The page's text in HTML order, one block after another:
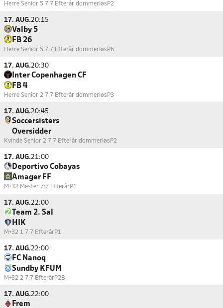
Herre Senior 5 7:7 Efterår dommerløs P2
17. AUG.20:15
Valby 5
FB 26
Herre Senior 5 7:7 Efterår dommerløs P6
17. AUG.20:30
Inter Copenhagen CF
FB 4
Herre Senior 2 7:7 Efterår dommerløs P3
17. AUG.20:45
Soccersisters
Oversidder
Kvinde Senior 2 7:7 Efterår dommerløs P2
17. AUG.21:00
Deportivo Cobayas
Amager FF
M+32 Mester 7:7 EfterårP1
17. AUG.22:00
Team 2. Sal
HIK
M+32 1 7:7 EfterårP1
17. AUG.22:00
FC Nanoq
Sundby KFUM
M+32 2 7:7 EfterårP2B
17. AUG.22:00
Frem